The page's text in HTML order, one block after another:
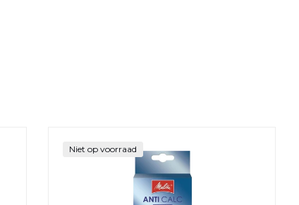
Niet op voorraad